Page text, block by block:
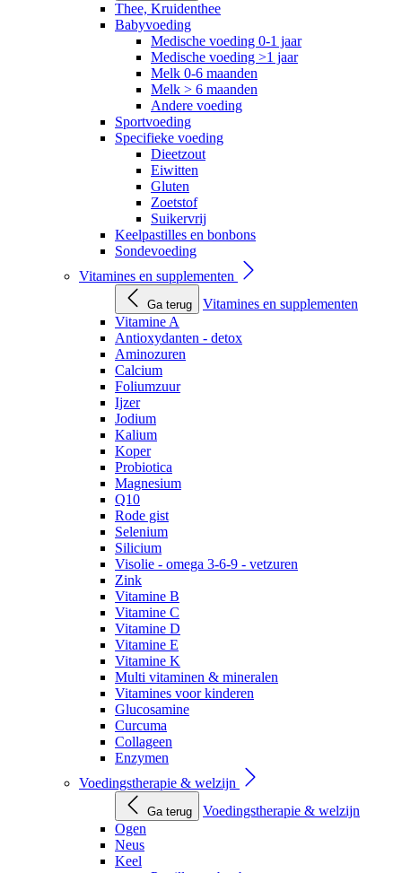
Thee, Kruidenthee
Babyvoeding
Medische voeding 0-1 jaar
Medische voeding >1 jaar
Melk 0-6 maanden
Melk > 6 maanden
Andere voeding
Sportvoeding
Specifieke voeding
Dieetzout
Eiwitten
Gluten
Zoetstof
Suikervrij
Keelpastilles en bonbons
Sondevoeding
Vitamines en supplementen
Ga terug
Vitamines en supplementen
Vitamine A
Antioxydanten - detox
Aminozuren
Calcium
Foliumzuur
Ijzer
Jodium
Kalium
Koper
Probiotica
Magnesium
Q10
Rode gist
Selenium
Silicium
Visolie - omega 3-6-9 - vetzuren
Zink
Vitamine B
Vitamine C
Vitamine D
Vitamine E
Vitamine K
Multi vitaminen & mineralen
Vitamines voor kinderen
Glucosamine
Curcuma
Collageen
Enzymen
Voedingstherapie & welzijn
Ga terug
Voedingstherapie & welzijn
Ogen
Neus
Keel